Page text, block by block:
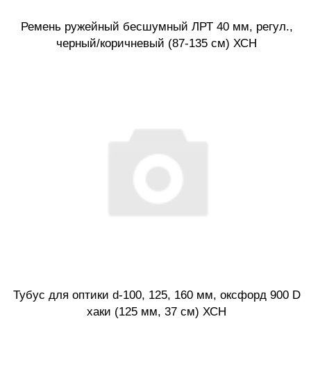
Ремень ружейный бесшумный ЛРТ 40 мм, регул.,
черный/коричневый (87-135 см) ХСН
Тубус для оптики d-100, 125, 160 мм, оксфорд 900 D
хаки (125 мм, 37 см) ХСН